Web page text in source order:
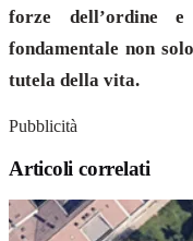
forze dell’ordine
fondamentale non
tutela della vita.
Pubblicità
Articoli correlati